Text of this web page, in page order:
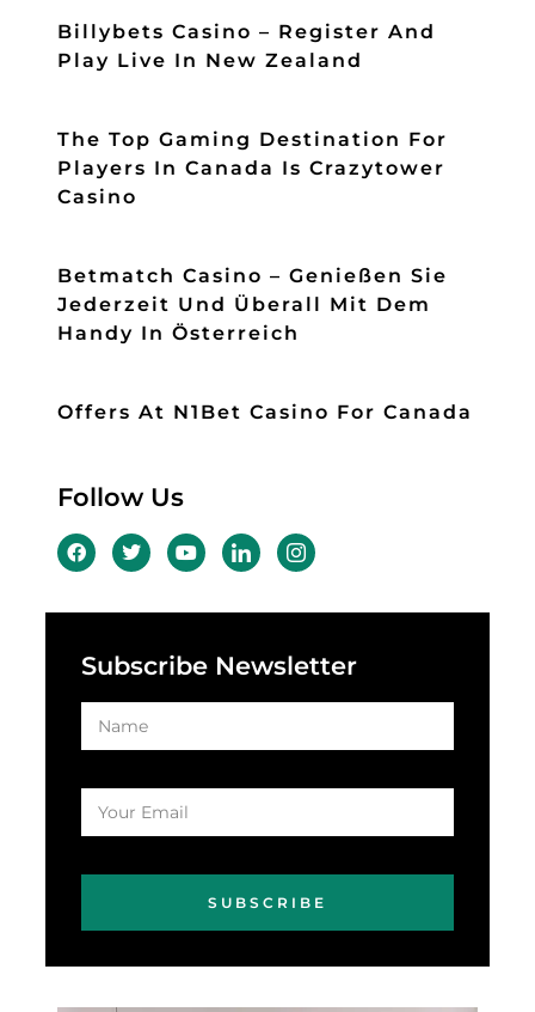
Billybets Casino – Register And
Play Live In New Zealand
The Top Gaming Destination For
Players In Canada Is Crazytower
Casino
Betmatch Casino – Genießen Sie
Jederzeit Und Überall Mit Dem
Handy In Österreich
Offers At N1Bet Casino For Canada
Follow Us
Subscribe Newsletter
SUBSCRIBE